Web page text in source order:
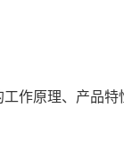
作原理、产品